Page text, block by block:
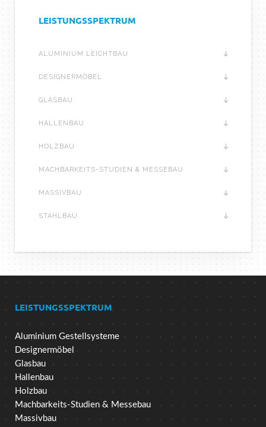
LEISTUNGSSPEKTRUM
ALUMINIUM LEICHTBAU
DESIGNERMÖBEL
GLASBAU
HALLENBAU
HOLZBAU
MACHBARKEITS-STUDIEN & MESSEBAU
MASSIVBAU
STAHLBAU
LEISTUNGSSPEKTRUM
Aluminium Gestellsysteme
Designermöbel
Glasbau
Hallenbau
Holzbau
Machbarkeits-Studien & Messebau
Massivbau